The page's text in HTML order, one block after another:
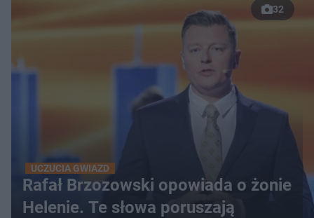
32
UCZUCIA GWIAZD
Rafał Brzozowski opowiada o żonie
Helenie. Te słowa poruszają